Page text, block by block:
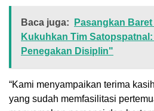
Baca juga:
Pasangkan
Kukuhkan Tim
Penegakan Disiplin"
“Kami menyampaikan terima
yang sudah memfasilitasi